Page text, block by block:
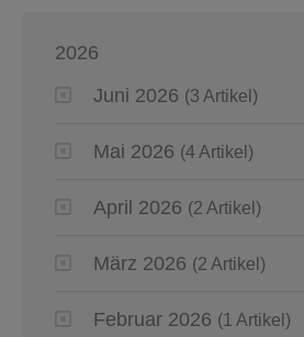
2026
Juni 2026 (3 Artikel)
Mai 2026 (4 Artikel)
April 2026 (2 Artikel)
März 2026 (2 Artikel)
Februar 2026 (1 Artikel)